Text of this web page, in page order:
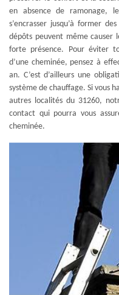
en absence de ramonage,
s’encrasser jusqu’à former
dépôts peuvent même causer
forte présence. Pour éviter
d’une cheminée, pensez à
an. C’est d’ailleurs une
système de chauffage. Si vous
autres localités du 31260,
contact qui pourra vous
cheminée.